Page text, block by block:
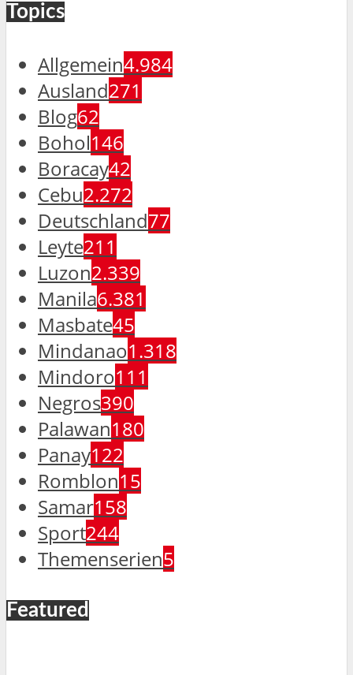
Topics
Allgemein4.984
Ausland271
Blog62
Bohol146
Boracay42
Cebu2.272
Deutschland77
Leyte211
Luzon2.339
Manila6.381
Masbate45
Mindanao1.318
Mindoro111
Negros390
Palawan180
Panay122
Romblon15
Samar158
Sport244
Themenserien5
Featured